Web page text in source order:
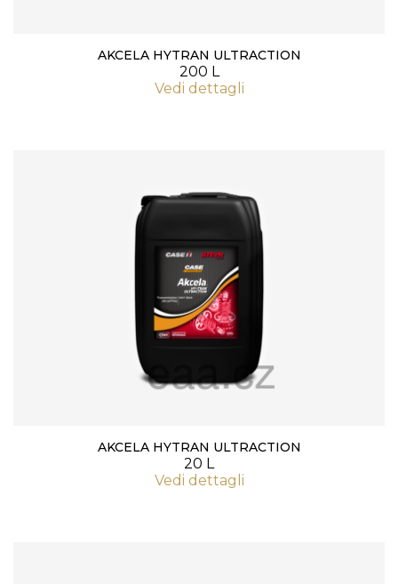
AKCELA HYTRAN ULTRACTION
200 L
Vedi dettagli
AKCELA HYTRAN ULTRACTION
20 L
Vedi dettagli